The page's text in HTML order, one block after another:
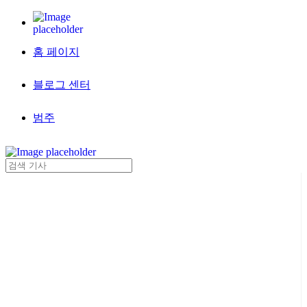
홈 페이지
블로그 센터
범주